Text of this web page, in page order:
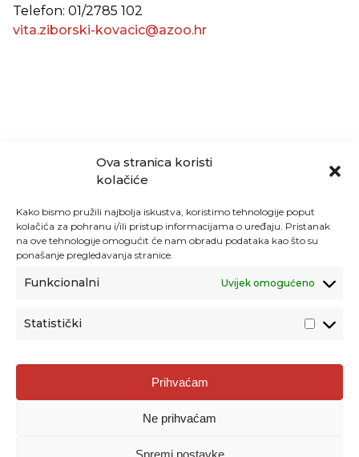
Ova stranica koristi
kolačiće
Kako bismo pružili najbolja iskustva, koristimo tehnologije poput
kolačića za pohranu i/ili pristup informacijama o uređaju. Pristanak
na ove tehnologije omogućit će nam obradu podataka kao što su
ponašanje pregledavanja stranice.
Funkcionalni Uvijek omogućeno
Statistički
Prihvaćam
Ne prihvaćam
Spremi postavke
Telefon: 01/2785 102
vita.ziborski-kovacic@azoo.hr
Agencija za odgoj i obrazovanje
Donje Svetice 38, 10000 Zagreb
1778129